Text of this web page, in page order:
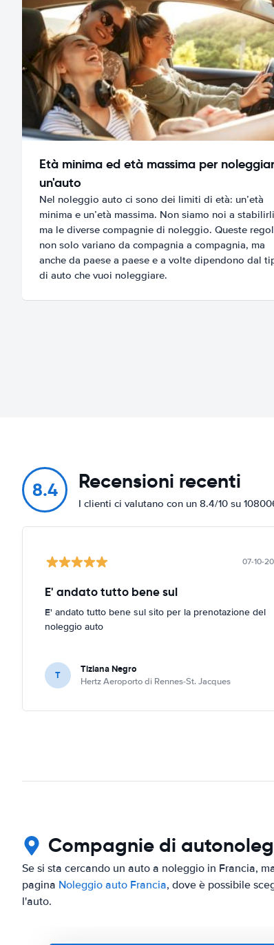
Età minima ed età massima per
un'auto
Nel noleggio auto ci sono dei limiti di età: un’età
minima e un’età massima. Non siamo noi a
ma le diverse compagnie di noleggio. Queste
non solo variano da compagnia a compagnia, ma
anche da paese a paese e a volte dipendono dal
di auto che vuoi noleggiare.
8.4 Recensioni recenti
I clienti ci valutano con un 8.4/10 su
07-10-
E' andato tutto bene sul
E' andato tutto bene sul sito per la prenotazione del
noleggio auto
T Tiziana Negro
Hertz Aeroporto di Rennes-St. Jacques
Compagnie di
Se si sta cercando un auto a noleggio in Francia,
pagina Noleggio auto Francia, dove è possibile
l'auto.